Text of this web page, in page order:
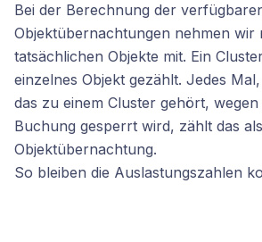
Bei der Berechnung der
Objektübernachtungen nehmen wir
tatsächlichen Objekte mit. Ein
einzelnes Objekt gezählt. Jedes
das zu einem Cluster gehört,
Buchung gesperrt wird, zählt das
Objektübernachtung.
So bleiben die Auslastungszahlen